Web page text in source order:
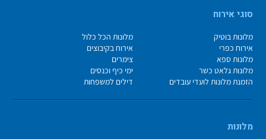
סוגי אירוח
מלונות בוטיק
מלונות הכל כלול
אירוח כפרי
אירוח בקיבוצים
מלונות ספא
צימרים
מלונות גלאט כשר
ימי כיף וכנסים
הזמנת מלונות לועדי עובדים
דילים למשפחות
מלונות